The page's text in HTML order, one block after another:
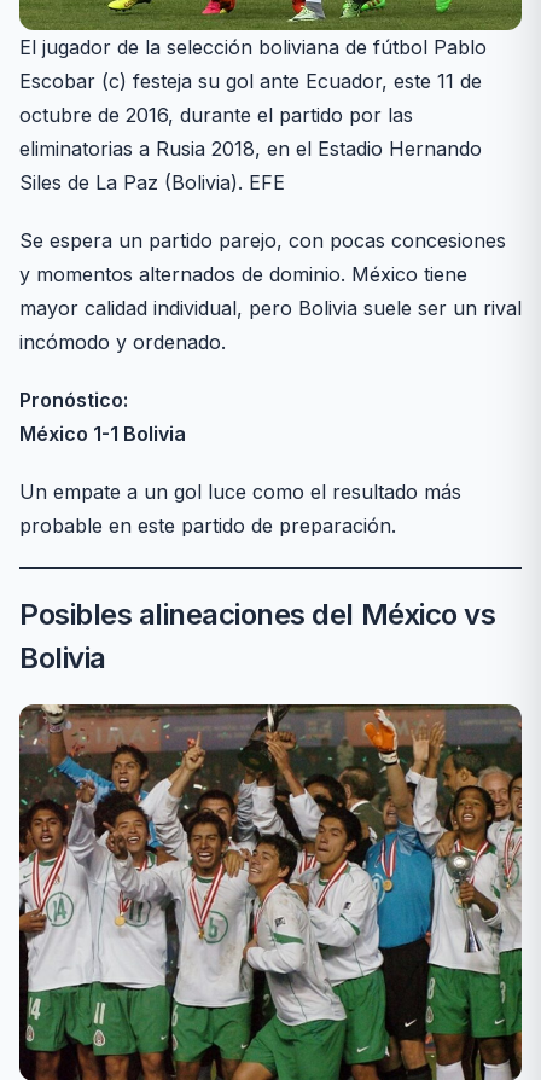
El jugador de la selección boliviana de fútbol Pablo
Escobar (c) festeja su gol ante Ecuador, este 11 de
octubre de 2016, durante el partido por las
eliminatorias a Rusia 2018, en el Estadio Hernando
Siles de La Paz (Bolivia). EFE
Se espera un partido parejo, con pocas concesiones
y momentos alternados de dominio. México tiene
mayor calidad individual, pero Bolivia suele ser un rival
incómodo y ordenado.
Pronóstico:
México 1-1 Bolivia
Un empate a un gol luce como el resultado más
probable en este partido de preparación.
Posibles alineaciones del México vs
Bolivia